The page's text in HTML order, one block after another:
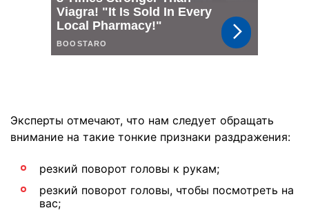
Эксперты отмечают, что нам следует обращать
внимание на такие тонкие признаки раздражения:
резкий поворот головы к рукам;
резкий поворот головы, чтобы посмотреть на
вас;